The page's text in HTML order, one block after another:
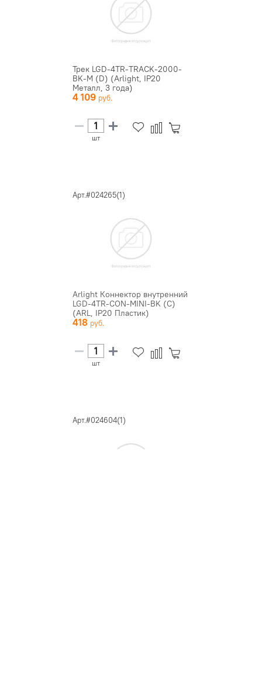
Трек LGD-4TR-TRACK-2000-
BK-M (D) (Arlight, IP20
Металл, 3 года)
4 109
шт
Арт.#024265(1)
Arlight Коннектор внутренний
LGD-4TR-CON-MINI-BK (C)
(ARL, IP20 Пластик)
418
шт
Арт.#024604(1)